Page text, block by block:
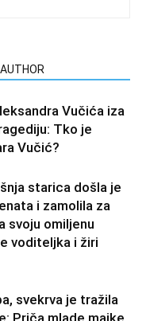
Vučića iza
Tko je
Vučić?
starica došla je
i zamolila za
svoju omiljenu
voditeljka i žiri
svekrva je tražila